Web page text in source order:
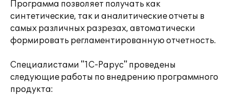
Программа позволяет получать как
синтетические, так и аналитические отчеты в
самых различных разрезах, автоматически
формировать регламентированную отчетность.
Специалистами "1С-Рарус" проведены
следующие работы по внедрению программного
продукта: